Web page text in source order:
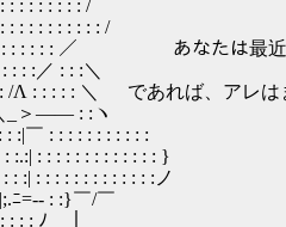
: : : : /
: : : : : : /
あなたは最近星外から
: : :＼
であれば、アレはまだ食
―― : :ヽ
: : : : : : : :
: : : : : : : : }
: : : : : : : :ノ
: :}￣/￣
: : ﾉ ｜